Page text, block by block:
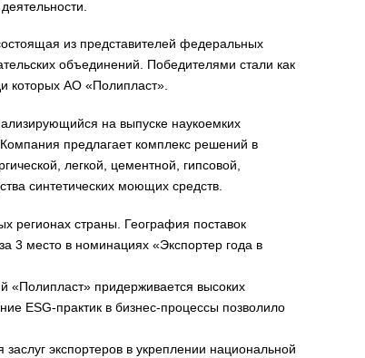
из представителей федеральных
объединений. Победителями стали как
которых АО «Полипласт».
на выпуске наукоемких
предлагает комплекс решений в
легкой, цементной, гипсовой,
синтетических моющих средств.
регионах страны. География поставок
3 место в номинациях «Экспортер года в
«Полипласт» придерживается высоких
ESG-практик в бизнес-процессы позволило
экспортеров в укреплении национальной